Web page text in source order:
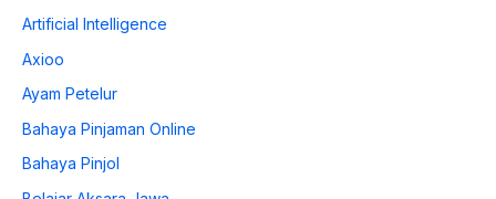
Artificial Intelligence
Axioo
Ayam Petelur
Bahaya Pinjaman Online
Bahaya Pinjol